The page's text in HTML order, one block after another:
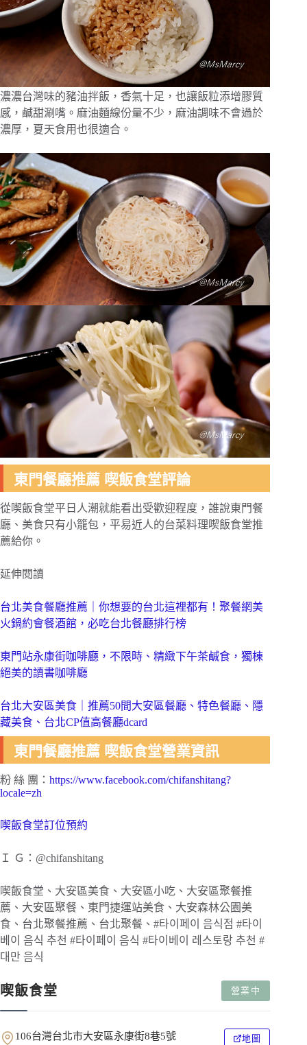
濃濃台灣味的豬油拌飯，香氣十足，也讓飯粒添增膠質
感，鹹甜涮嘴。麻油麵線份量不少，麻油調味不會過於
濃厚，夏天食用也很適合。
東門餐廳推薦 喫飯食堂評論
從喫飯食堂平日人潮就能看出受歡迎程度，誰說東門餐
廳、美食只有小籠包，平易近人的台菜料理喫飯食堂推
薦給你。
延伸閱讀
台北美食餐廳推薦｜你想要的台北這裡都有！聚餐網美
火鍋約會餐酒館，必吃台北餐廳排行榜
東門站永康街咖啡廳，不限時、精緻下午茶鹹食，獨棟
絕美的讀書咖啡廳
台北大安區美食｜推薦50間大安區餐廳、特色餐廳、隱
藏美食、台北CP值高餐廳dcard
東門餐廳推薦 喫飯食堂營業資訊
粉 絲 團： https://www.facebook.com/chifanshitang?
locale=zh
喫飯食堂訂位預約
Ｉ Ｇ：@chifanshitang
喫飯食堂、大安區美食、大安區小吃、大安區聚餐推
薦、大安區聚餐、東門捷運站美食、大安森林公園美
食、台北聚餐推薦、台北聚餐、#타이페이 음식점 #타이
베이 음식 추천 #타이페이 음식 #타이베이 레스토랑 추천 #
대만 음식
喫飯食堂 營業中
106台灣台北市大安區永康街8巷5號 地圖